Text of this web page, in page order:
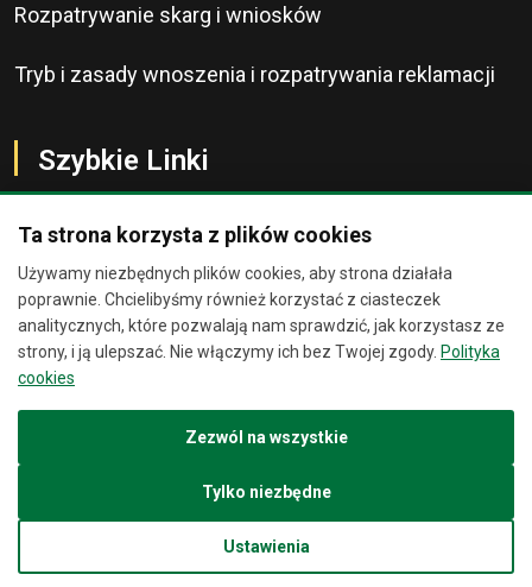
Rozpatrywanie skarg i wniosków
Tryb i zasady wnoszenia i rozpatrywania reklamacji
Szybkie Linki
O Banku
Kontakt
Kursy Walut
Stawki Referencyjne
Ta strona korzysta z plików cookies
Używamy niezbędnych plików cookies, aby strona działała
poprawnie. Chcielibyśmy również korzystać z ciasteczek
analitycznych, które pozwalają nam sprawdzić, jak korzystasz ze
strony, i ją ulepszać. Nie włączymy ich bez Twojej zgody. Polityka
cookies
Zezwól na wszystkie
Tylko niezbędne
Ustawienia
Chat
Jesteśmy wirtualnymi
spróbujemy Ci pomóc.